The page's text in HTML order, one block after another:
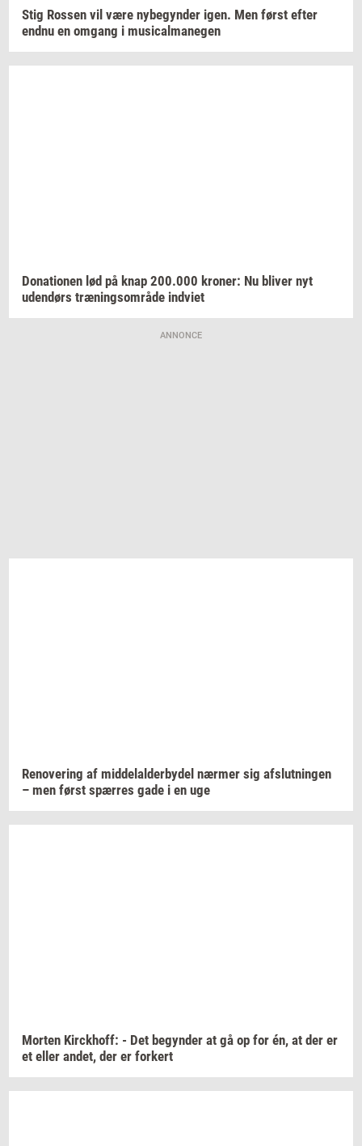
Stig Ros­sen vil være ny­be­gyn­der igen. Men først efter
endnu en om­gang i mu­si­cal­ma­ne­gen
Do­na­tio­nen lød på knap 200.000 kro­ner: Nu bli­ver nyt
uden­dørs træ­nings­om­rå­de ind­vi­et
ANNONCE
Renove­ring af mid­delal­der­by­del nær­mer sig af­slut­nin­gen
– men først spær­res gade i en uge
Mor­ten Kirck­hoff: - Det be­gyn­der at gå op for én, at der er
et eller andet, der er for­kert